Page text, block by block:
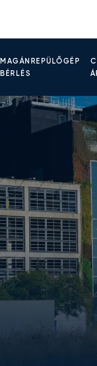
MAGÁNREPÜLŐGÉP
BÉRLÉS